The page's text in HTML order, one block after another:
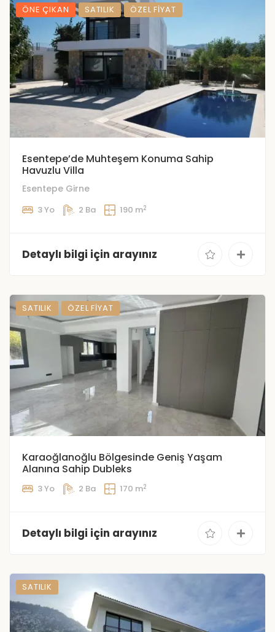
ÖNE ÇIKAN SATILIK ÖZEL FIYAT
Esentepe’de Muhteşem Konuma Sahip
Havuzlu Villa
Esentepe Girne
3 Yo 2 Ba 190 m2
Detaylı bilgi için arayınız
SATILIK ÖZEL FIYAT
Karaoğlanoğlu Bölgesinde Geniş Yaşam
Alanına Sahip Dubleks
3 Yo 2 Ba 170 m2
Detaylı bilgi için arayınız
SATILIK